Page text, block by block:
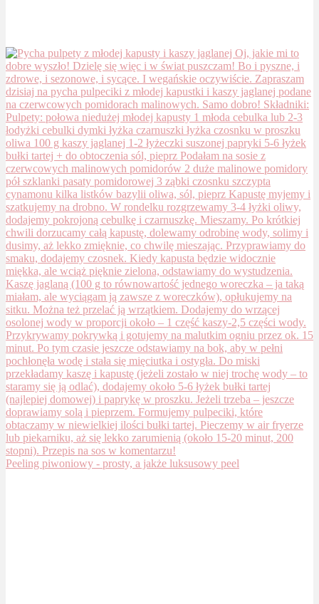
Peeling piwoniowy - prosty, a jakże luksusowy peel